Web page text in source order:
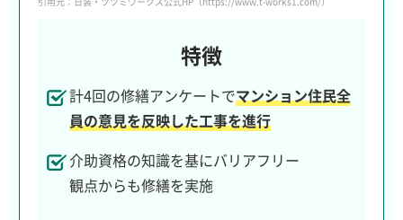
特徴
計4回の修繕アンケートでマンション住民全
員の意見を反映した工事を進行
介助資格の知識を基にバリアフリー
観点からも修繕を実施